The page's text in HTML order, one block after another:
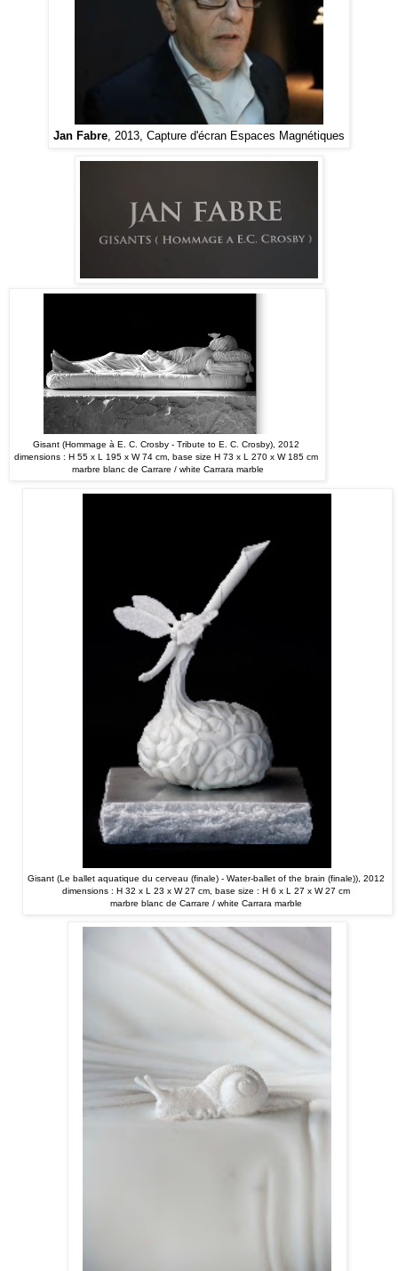
Jan Fabre , 2013, Capture d'écran Espaces Magnétiques
Gisant (Hommage à E. C. Crosby - Tribute to E. C. Crosby), 2012
dimensions : H 55 x L 195 x W 74 cm, base size H 73 x L 270 x W 185 cm
marbre blanc de Carrare / white Carrara marble
Gisant (Le ballet aquatique du cerveau (finale) - Water-ballet of the brain (finale)), 2012
dimensions : H 32 x L 23 x W 27 cm, base size : H 6 x L 27 x W 27 cm
marbre blanc de Carrare / white Carrara marble